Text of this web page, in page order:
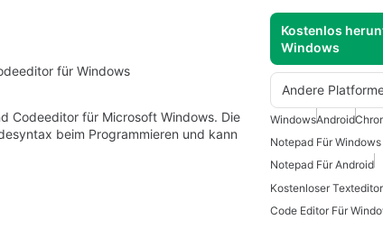
für Windows
Kostenlos
Windows
Andere
Codeeditor für Microsoft Windows. Die
beim Programmieren und kann
WindowsAndroid
Notepad Für Windows
Notepad Für Android
Kostenloser
Code Editor Für